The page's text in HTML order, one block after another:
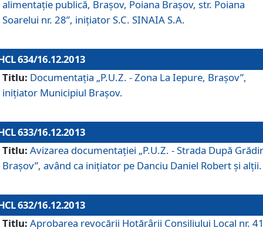
alimentaţie publică, Braşov, Poiana Braşov, str. Poiana
Soarelui nr. 28”, iniţiator S.C. SINAIA S.A.
634/16.12.2013
Titlu: Documentaţia „P.U.Z. - Zona La Iepure, Braşov”,
iniţiator Municipiul Braşov.
633/16.12.2013
Titlu: Avizarea documentaţiei „P.U.Z. - Strada După
Braşov”, având ca iniţiator pe Danciu Daniel Robert şi alţii.
632/16.12.2013
Titlu: Aprobarea revocării Hotărârii Consiliului Local nr.